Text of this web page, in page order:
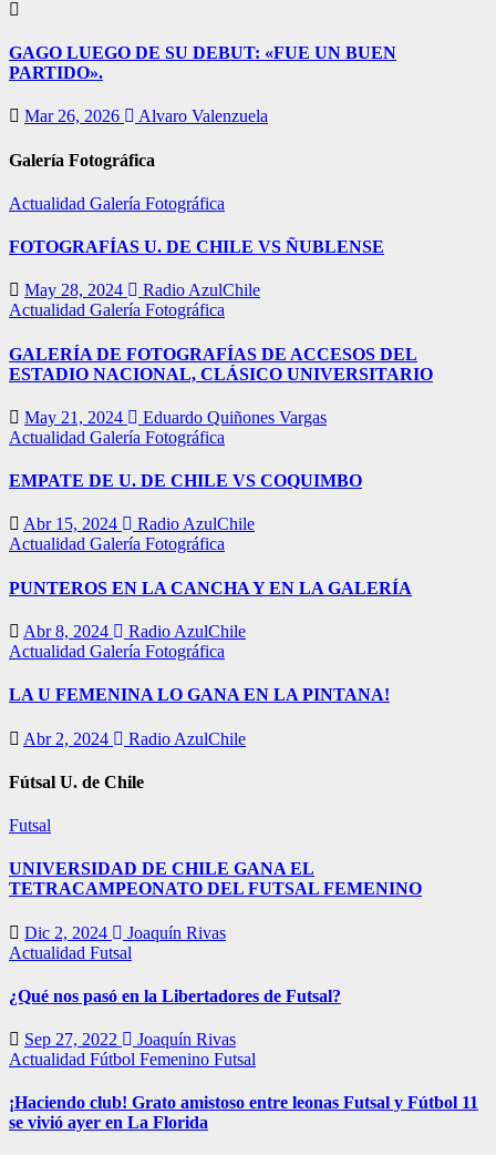
GAGO LUEGO DE SU DEBUT: «FUE UN BUEN
PARTIDO».
Mar 26, 2026 Alvaro Valenzuela
Galería Fotográfica
Actualidad Galería Fotográfica
FOTOGRAFÍAS U. DE CHILE VS ÑUBLENSE
May 28, 2024
Radio AzulChile
Actualidad Galería Fotográfica
GALERÍA DE FOTOGRAFÍAS DE ACCESOS DEL
ESTADIO NACIONAL, CLÁSICO UNIVERSITARIO
May 21, 2024
Eduardo Quiñones Vargas
Actualidad Galería Fotográfica
EMPATE DE U. DE CHILE VS COQUIMBO
Abr 15, 2024
Radio AzulChile
Actualidad Galería Fotográfica
PUNTEROS EN LA CANCHA Y EN LA GALERÍA
Abr 8, 2024
Radio AzulChile
Actualidad Galería Fotográfica
LA U FEMENINA LO GANA EN LA PINTANA!
Abr 2, 2024 Radio AzulChile
Fútsal U. de Chile
Futsal
UNIVERSIDAD DE CHILE GANA EL
TETRACAMPEONATO DEL FUTSAL FEMENINO
Dic 2, 2024
Joaquín Rivas
Actualidad Futsal
¿Qué nos pasó en la Libertadores de Futsal?
Sep 27, 2022
Joaquín Rivas
Actualidad Fútbol Femenino Futsal
¡Haciendo club! Grato amistoso entre leonas Futsal y Fútbol 11
se vivió ayer en La Florida